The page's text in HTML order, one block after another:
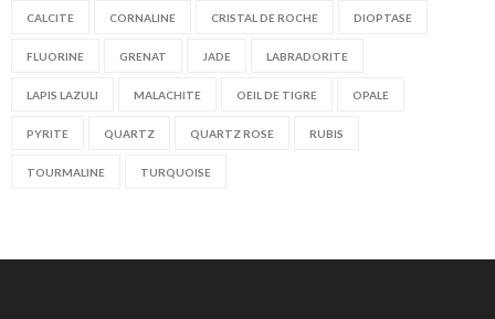
CALCITE CORNALINE CRISTAL DE ROCHE DIOPTASE
FLUORINE GRENAT JADE LABRADORITE
LAPIS LAZULI MALACHITE OEIL DE TIGRE OPALE
PYRITE QUARTZ QUARTZ ROSE RUBIS
TOURMALINE TURQUOISE